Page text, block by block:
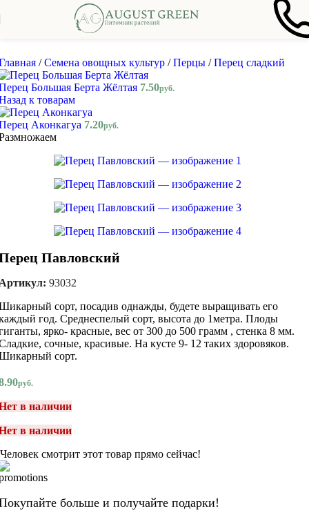
Skip to navigation Skip to main content
/ Семена овощных культур / Перцы / Перец сладкий
Большая Берта Жёлтая 7.50руб.
к товарам
Аконкагуа 7.20руб.
Павловский
93032
сорт, посадив однажды, будете выращивать его
год. Среднеспелый сорт, высота до 1метра. Плоды
ярко- красные, вес от 300 до 500 грамм , стенка 8 мм.
сочные, красивые. На кусте 9- 12 таких здоровяков.
сорт.
руб.
в наличии
в наличии
Человек смотрит этот товар прямо сейчас!
больше и получайте подарки!